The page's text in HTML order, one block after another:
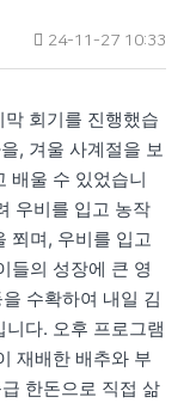
24-11-27 10:33
회기를 진행했습
, 겨울 사계절을 보
배울 수 있었습니
우비를 입고 농작
쬐며, 우비를 입고
들의 성장에 큰 영
수확하여 내일 김
다. 오후 프로그램
재배한 배추와 부
한돈으로 직접 삶